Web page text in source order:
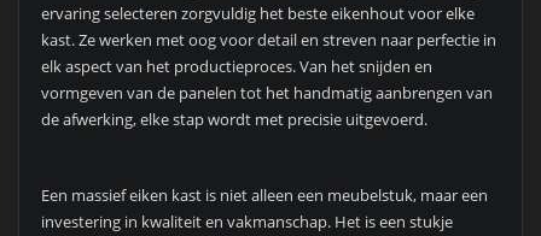
ervaring selecteren zorgvuldig het beste eikenhout voor elke
kast. Ze werken met oog voor detail en streven naar perfectie in
elk aspect van het productieproces. Van het snijden en
vormgeven van de panelen tot het handmatig aanbrengen van
de afwerking, elke stap wordt met precisie uitgevoerd.
Een massief eiken kast is niet alleen een meubelstuk, maar een
investering in kwaliteit en vakmanschap. Het is een stukje